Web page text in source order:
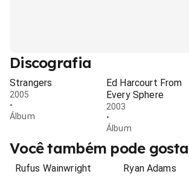
Discografia
Strangers
2005
•
Álbum
Ed Harcourt From
Every Sphere
2003
•
Álbum
Você também pode
Rufus Wainwright Ryan Adams